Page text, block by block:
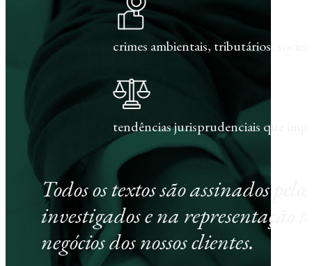
crimes ambientais, tributários,
tendências jurisprudenciais que
Todos os textos são assinados
investigados e na representação
negócios dos nossos clientes.